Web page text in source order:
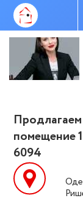
помещение
6094